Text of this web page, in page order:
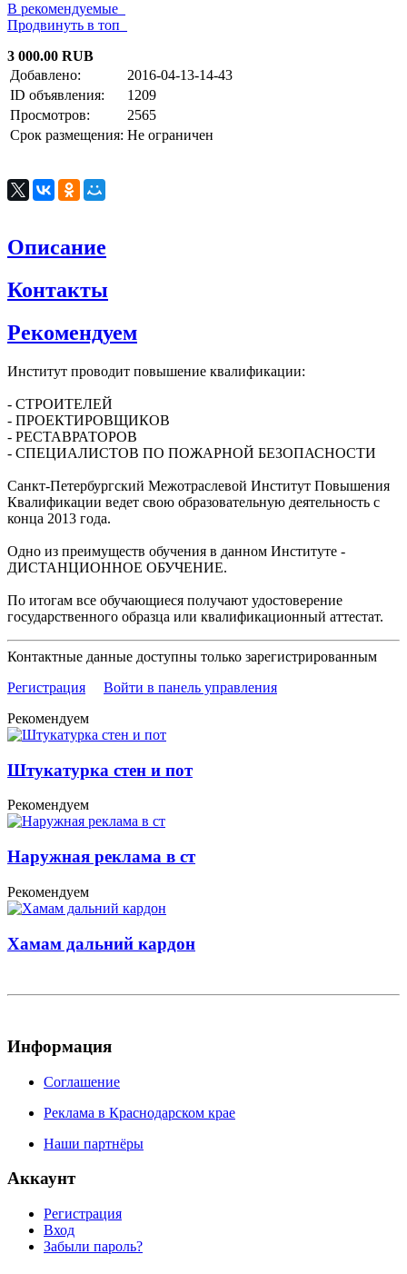
В рекомендуемые
Продвинуть в топ
3 000.00 RUB
Добавлено:
2016-04-13-14-43
ID объявления:
1209
Просмотров:
2565
Срок размещения: Не ограничен
Описание
Контакты
Рекомендуем
Институт проводит повышение квалификации:
- СТРОИТЕЛЕЙ
- ПРОЕКТИРОВЩИКОВ
- РЕСТАВРАТОРОВ
- СПЕЦИАЛИСТОВ ПО ПОЖАРНОЙ БЕЗОПАСНОСТИ
Санкт-Петербургский Межотраслевой Институт Повышения
Квалификации ведет свою образовательную деятельность с
конца 2013 года.
Одно из преимуществ обучения в данном Институте -
ДИСТАНЦИОННОЕ ОБУЧЕНИЕ.
По итогам все обучающиеся получают удостоверение
государственного образца или квалификационный аттестат.
Контактные данные доступны только зарегистрированным
Регистрация
Войти в панель управления
Рекомендуем
Штукатурка стен и пот
Рекомендуем
Наружная реклама в ст
Рекомендуем
Хамам дальний кардон
Информация
Соглашение
Реклама в Краснодарском крае
Наши партнёры
Аккаунт
Регистрация
Вход
Забыли пароль?